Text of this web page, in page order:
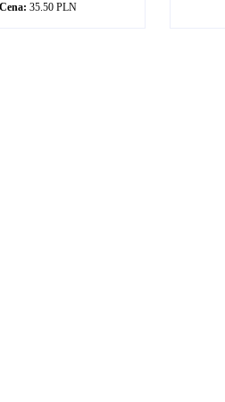
Cena: 35.50 PLN